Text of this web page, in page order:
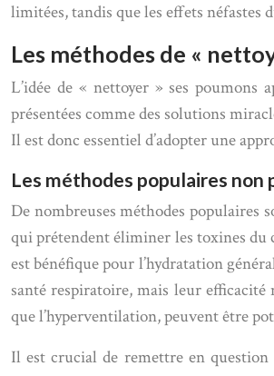
limitées, tandis que les effets néfastes
Les méthodes de «
L’idée de « nettoyer » ses
présentées comme des solutions
Il est donc essentiel d’adopter une
Les méthodes populaires non
De nombreuses méthodes populaires
qui prétendent éliminer les toxines du
est bénéfique pour l’hydratation
santé respiratoire, mais leur efficacité
que l’hyperventilation, peuvent être
Il est crucial de remettre en